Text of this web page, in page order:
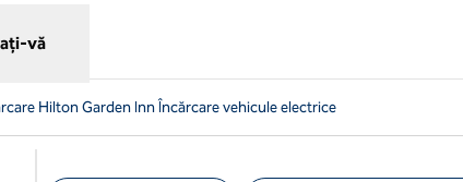
vă
Hilton Garden Inn Încărcare vehicule electrice